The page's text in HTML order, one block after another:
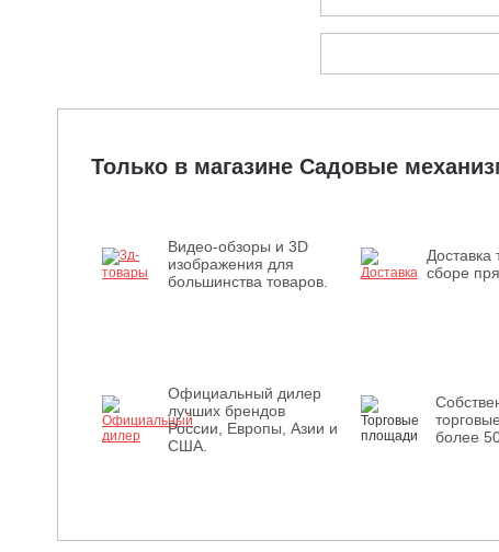
Только в магазине Садовые
Видео-обзоры и 3D
изображения для
большинства товаров.
Доставка
сборе
Официальный дилер
лучших брендов
России, Европы, Азии и
США.
более